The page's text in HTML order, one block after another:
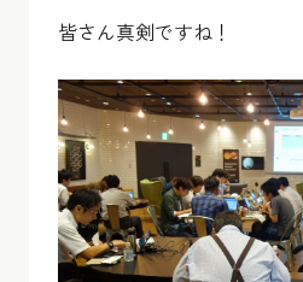
皆さん真剣ですね！